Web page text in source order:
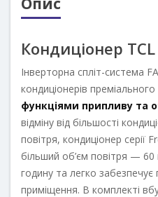
Кондиціонер
Інверторна спліт-система
кондиціонерів
функціями припливу та
відміну від більшості
повітря, кондиціонер серії
більший об’єм повітря — 60
годину та легко забезпечує
приміщення. В комплекті